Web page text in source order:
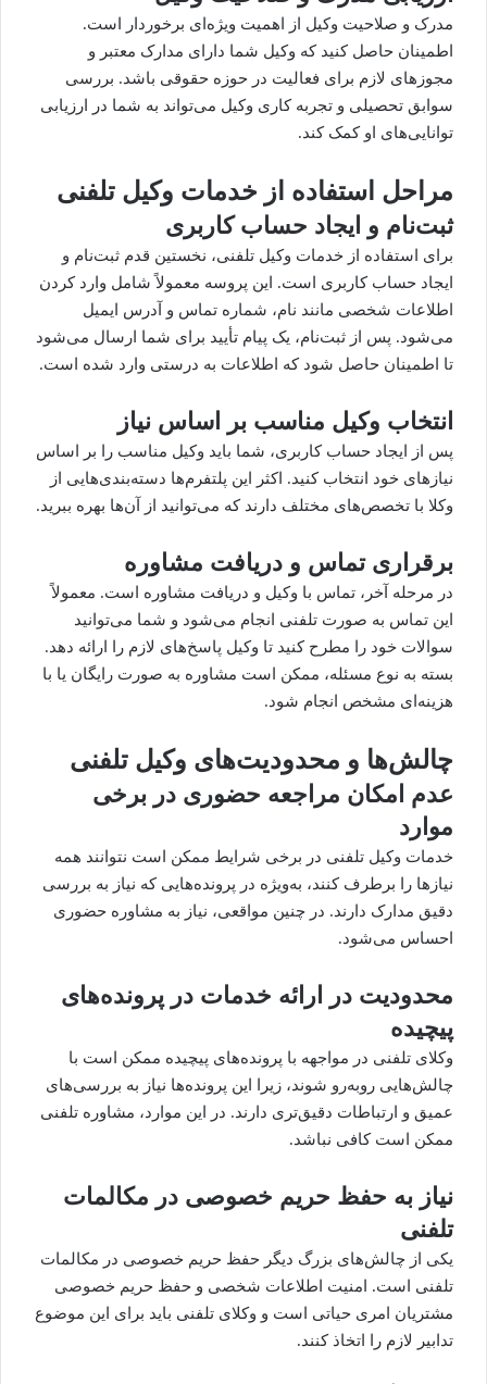
مدرک و صلاحیت وکیل از اهمیت ویژه‌ای برخوردار است.
اطمینان حاصل کنید که وکیل شما دارای مدارک معتبر و
مجوزهای لازم برای فعالیت در حوزه حقوقی باشد. بررسی
سوابق تحصیلی و تجربه کاری وکیل می‌تواند به شما در ارزیابی
توانایی‌های او کمک کند.
مراحل استفاده از خدمات وکیل تلفنی
ثبت‌نام و ایجاد حساب کاربری
برای استفاده از خدمات وکیل تلفنی، نخستین قدم ثبت‌نام و
ایجاد حساب کاربری است. این پروسه معمولاً شامل وارد کردن
اطلاعات شخصی مانند نام، شماره تماس و آدرس ایمیل
می‌شود. پس از ثبت‌نام، یک پیام تأیید برای شما ارسال می‌شود
تا اطمینان حاصل شود که اطلاعات به درستی وارد شده است.
انتخاب وکیل مناسب بر اساس نیاز
پس از ایجاد حساب کاربری، شما باید وکیل مناسب را بر اساس
نیازهای خود انتخاب کنید. اکثر این پلتفرم‌ها دسته‌بندی‌هایی از
وکلا با تخصص‌های مختلف دارند که می‌توانید از آن‌ها بهره ببرید.
برقراری تماس و دریافت مشاوره
در مرحله آخر، تماس با وکیل و دریافت مشاوره است. معمولاً
این تماس به صورت تلفنی انجام می‌شود و شما می‌توانید
سوالات خود را مطرح کنید تا وکیل پاسخ‌های لازم را ارائه دهد.
بسته به نوع مسئله، ممکن است مشاوره به صورت رایگان یا با
هزینه‌ای مشخص انجام شود.
چالش‌ها و محدودیت‌های وکیل تلفنی
عدم امکان مراجعه حضوری در برخی
موارد
خدمات وکیل تلفنی در برخی شرایط ممکن است نتوانند همه
نیازها را برطرف کنند، به‌ویژه در پرونده‌هایی که نیاز به بررسی
دقیق مدارک دارند. در چنین مواقعی، نیاز به مشاوره حضوری
احساس می‌شود.
محدودیت در ارائه خدمات در پرونده‌های
پیچیده
وکلای تلفنی در مواجهه با پرونده‌های پیچیده ممکن است با
چالش‌هایی روبه‌رو شوند، زیرا این پرونده‌ها نیاز به بررسی‌های
عمیق و ارتباطات دقیق‌تری دارند. در این موارد، مشاوره تلفنی
ممکن است کافی نباشد.
نیاز به حفظ حریم خصوصی در مکالمات
تلفنی
یکی از چالش‌های بزرگ دیگر حفظ حریم خصوصی در مکالمات
تلفنی است. امنیت اطلاعات شخصی و حفظ حریم خصوصی
مشتریان امری حیاتی است و وکلای تلفنی باید برای این موضوع
تدابیر لازم را اتخاذ کنند.